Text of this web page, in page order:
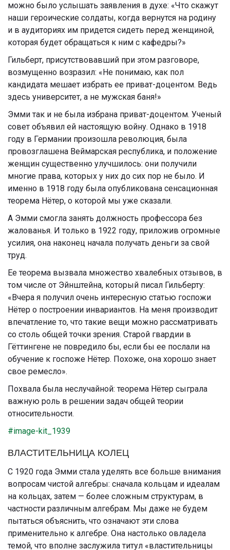
можно было услышать заявления в духе: «Что скажут
наши героические солдаты, когда вернутся на родину
и в аудиториях им придется сидеть перед женщиной,
которая будет обращаться к ним с кафедры?»
Гильберт, присутствовавший при этом разговоре,
возмущенно возразил: «Не понимаю, как пол
кандидата мешает избрать ее приват-доцентом. Ведь
здесь университет, а не мужская баня!»
Эмми так и не была избрана приват-доцентом. Ученый
совет объявил ей настоящую войну. Однако в 1918
году в Германии произошла революция, была
провозглашена Веймарская республика, и положение
женщин существенно улучшилось: они получили
многие права, которых у них до сих пор не было. И
именно в 1918 году была опубликована сенсационная
теорема Нётер, о которой мы уже сказали.
А Эмми смогла занять должность профессора без
жалованья. И только в 1922 году, приложив огромные
усилия, она наконец начала получать деньги за свой
труд.
Ее теорема вызвала множество хвалебных отзывов, в
том числе от Эйнштейна, который писал Гильберту:
«Вчера я получил очень интересную статью госпожи
Нётер о построении инвариантов. На меня производит
впечатление то, что такие вещи можно рассматривать
со столь общей точки зрения. Старой гвардии в
Гёттингене не повредило бы, если бы ее послали на
обучение к госпоже Нётер. Похоже, она хорошо знает
свое ремесло».
Похвала была неслучайной: теорема Нётер сыграла
важную роль в решении задач общей теории
относительности.
#image-kit_1939
ВЛАСТИТЕЛЬНИЦА КОЛЕЦ
С 1920 года Эмми стала уделять все больше внимания
вопросам чистой алгебры: сначала кольцам и идеалам
на кольцах, затем — более сложным структурам, в
частности различным алгебрам. Мы даже не будем
пытаться объяснить, что означают эти слова
применительно к алгебре. Она настолько овладела
темой, что вполне заслужила титул «властительницы